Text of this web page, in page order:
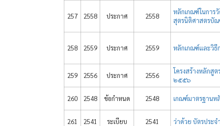
257 2558 ประกาศ 2558
หลักเกณฑ์ในการ
สุตรนิติศาสตรบั
258 2559 ประกาศ 2559 หลักเกณฑ์และวิธี
259 2556 ประกาศ 2556
โครงสร้างหลักสู
๒๕๕๖
260 2548 ข้อกำหนด 2548 เกณฑ์มาตรฐาน
261 2541 ระเบียบ 2541 ว่าด้วย บัตรประ